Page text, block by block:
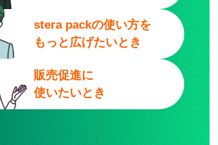
stera packの使い方を
もっと広げたいとき
販売促進に
使いたいとき